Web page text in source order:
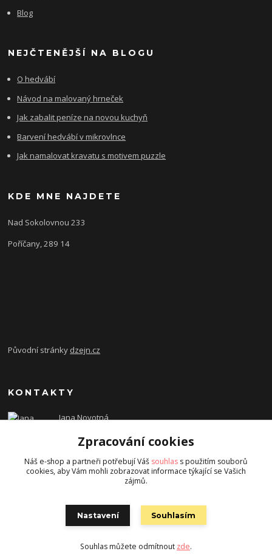
Blog
NEJČTENĚJŠÍ NA BLOGU
O hedvábí
Návod na malovaný hrneček
Jak zabalit peníze na novou kuchyň
Barvení hedvábí v mikrovlnce
Jak namalovat kravatu s motivem puzzle
KDE MNE NAJDETE
Nad Sokolovnou 233
Poříčany, 289 14
Původní stránky dzejn.cz
KONTAKTY
Jana Novotná
dzejn.n@email.cz
Vytvořeno na Eshop-rychle.cz
Zpracování cookies
Náš e-shop a partneři potřebují Váš souhlas s použitím souborů
cookies, aby Vám mohli zobrazovat informace týkající se Vašich
zájmů.
Nastavení Souhlasím
Souhlas můžete odmítnout zde.